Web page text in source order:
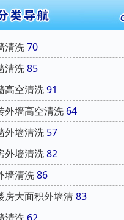
清洗70
清洗85
高空清洗91
外墙高空清洗 64
外墙清洗 57
外墙清洗82
墙清洗86
房大面积外墙清83